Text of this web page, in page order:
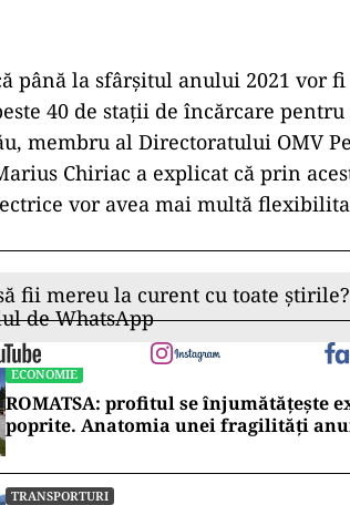
până la sfârşitul anului 2021 vor
40 de staţii de încărcare
membru al Directoratului OMV
Chiriac a explicat că prin
vor avea mai multă
fii mereu la curent cu toate
de WhatsApp
ECONOMIE
ROMATSA: profitul se înjumătățește
poprite. Anatomia unei fragilități
TRANSPORTURI